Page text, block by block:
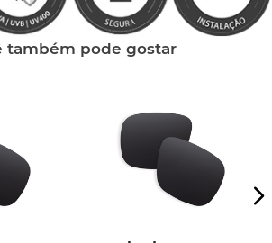
também pode gostar